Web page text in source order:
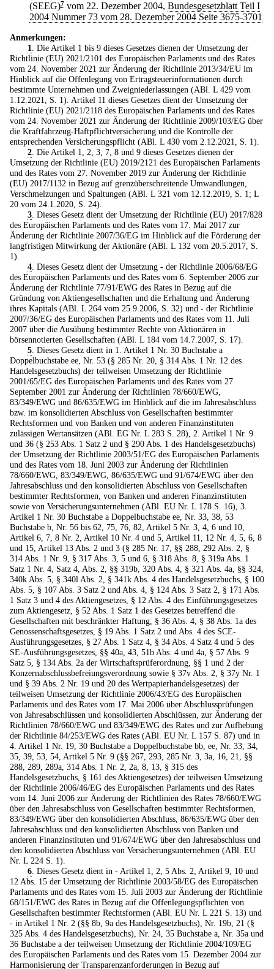
(SEEG)7 vom 22. Dezember 2004, Bundesgesetzblatt Teil I
2004 Nummer 73 vom 28. Dezember 2004 Seite 3675-3701
Anmerkungen:
1
. Die Artikel 1 bis 9 dieses Gesetzes dienen der Umsetzung der
Richtlinie (EU) 2021/2101 des Europäischen Parlaments und des Rates
vom 24. November 2021 zur Änderung der Richtlinie 2013/34/EU im
Hinblick auf die Offenlegung von Ertragsteuerinformationen durch
bestimmte Unternehmen und Zweigniederlassungen (ABl. L 429 vom
1.12.2021, S. 1). Artikel 11 dieses Gesetzes dient der Umsetzung der
Richtlinie (EU) 2021/2118 des Europäischen Parlaments und des Rates
vom 24. November 2021 zur Änderung der Richtlinie 2009/103/EG über
die Kraftfahrzeug-Haftpflichtversicherung und die Kontrolle der
entsprechenden Versicherungspflicht (ABl. L 430 vom 2.12.2021, S. 1).
2. Die Artikel 1, 2, 3, 7, 8 und 9 dieses Gesetzes dienen der
Umsetzung der Richtlinie (EU) 2019/2121 des Europäischen Parlaments
und des Rates vom 27. November 2019 zur Änderung der Richtlinie
(EU) 2017/1132 in Bezug auf grenzüberschreitende Umwandlungen,
Verschmelzungen und Spaltungen (ABl. L 321 vom 12.12.2019, S. 1; L
20 vom 24.1.2020, S. 24).
3. Dieses Gesetz dient der Umsetzung der Richtlinie (EU) 2017/828
des Europäischen Parlaments und des Rates vom 17. Mai 2017 zur
Änderung der Richtlinie 2007/36/EG im Hinblick auf die Förderung der
langfristigen Mitwirkung der Aktionäre (ABl. L 132 vom 20.5.2017, S.
1).
4. Dieses Gesetz dient der Umsetzung - der Richtlinie 2006/68/EG
des Europäischen Parlaments und des Rates vom 6. September 2006 zur
Änderung der Richtlinie 77/91/EWG des Rates in Bezug auf die
Gründung von Aktiengesellschaften und die Erhaltung und Änderung
ihres Kapitals (ABl. L 264 vom 25.9.2006, S. 32) und - der Richtlinie
2007/36/EG des Europäischen Parlaments und des Rates vom 11. Juli
2007 über die Ausübung bestimmter Rechte von Aktionären in
börsennotierten Gesellschaften (ABl. L 184 vom 14.7.2007, S. 17).
5. Dieses Gesetz dient in 1. Artikel 1 Nr. 30 Buchstabe a
Doppelbuchstabe ee, Nr. 53 (§ 285 Nr. 20, § 314 Abs. 1 Nr. 12 des
Handelsgesetzbuchs) der teilweisen Umsetzung der Richtlinie
2001/65/EG des Europäischen Parlaments und des Rates vom 27.
September 2001 zur Änderung der Richtlinien 78/660/EWG,
83/349/EWG und 86/635/EWG im Hinblick auf die im Jahresabschluss
bzw. im konsolidierten Abschluss von Gesellschaften bestimmter
Rechtsformen und von Banken und von anderen Finanzinstituten
zulässigen Wertansätzen (ABl. EG Nr. L 283 S. 28), 2. Artikel 1 Nr. 9
und 36 (§ 253 Abs. 1 Satz 2 und § 290 Abs. 1 des Handelsgesetzbuchs)
der Umsetzung der Richtlinie 2003/51/EG des Europäischen Parlaments
und des Rates vom 18. Juni 2003 zur Änderung der Richtlinien
78/660/EWG, 83/349/EWG, 86/635/EWG und 91/674/EWG über den
Jahresabschluss und den konsolidierten Abschluss von Gesellschaften
bestimmter Rechtsformen, von Banken und anderen Finanzinstituten
sowie von Versicherungsunternehmen (ABl. EU Nr. L 178 S. 16), 3.
Artikel 1 Nr. 30 Buchstabe a Doppelbuchstabe ee, Nr. 33, 38, 53
Buchstabe b, Nr. 56 bis 62, 75, 76, 82, Artikel 5 Nr. 3, 4, 6 und 10,
Artikel 6, 7, 8 Nr. 2, Artikel 10 Nr. 4 und 5, Artikel 11, 12 Nr. 4, 5, 6, 8
und 15, Artikel 13 Abs. 2 und 3 (§ 285 Nr. 17, §§ 288, 292 Abs. 2, §
314 Abs. 1 Nr. 9, § 317 Abs. 3, 5 und 6, § 318 Abs. 8, § 319a Abs. 1
Satz 1 Nr. 4, Satz 4, Abs. 2, §§ 319b, 320 Abs. 4, § 321 Abs. 4a, §§ 324,
340k Abs. 5, § 340l Abs. 2, § 341k Abs. 4 des Handelsgesetzbuchs, § 100
Abs. 5, § 107 Abs. 3 Satz 2 und Abs. 4, § 124 Abs. 3 Satz 2, § 171 Abs.
1 Satz 3 und 4 des Aktiengesetzes, § 12 Abs. 4 des Einführungsgesetzes
zum Aktiengesetz, § 52 Abs. 1 Satz 1 des Gesetzes betreffend die
Gesellschaften mit beschränkter Haftung, § 36 Abs. 4, § 38 Abs. 1a des
Genossenschaftsgesetzes, § 19 Abs. 1 Satz 2 und Abs. 4 des SCE-
Ausführungsgesetzes, § 27 Abs. 1 Satz 4, § 34 Abs. 4 Satz 4 und 5 des
SE-Ausführungsgesetzes, §§ 40a, 43, 51b Abs. 4 und 4a, § 57 Abs. 9
Satz 5, § 134 Abs. 2a der Wirtschaftsprüferordnung, §§ 1 und 2 der
Konzernabschlussbefreiungsverordnung sowie § 37v Abs. 2, § 37y Nr. 1
und § 39 Abs. 2 Nr. 19 und 20 des Wertpapierhandelsgesetzes) der
teilweisen Umsetzung der Richtlinie 2006/43/EG des Europäischen
Parlaments und des Rates vom 17. Mai 2006 über Abschlussprüfungen
von Jahresabschlüssen und konsolidierten Abschlüssen, zur Änderung der
Richtlinien 78/660/EWG und 83/349/EWG des Rates und zur Aufhebung
der Richtlinie 84/253/EWG des Rates (ABl. EU Nr. L 157 S. 87) und in
4. Artikel 1 Nr. 19, 30 Buchstabe a Doppelbuchstabe bb, ee, Nr. 33, 34,
35, 39, 53, 54, Artikel 5 Nr. 9 (§§ 267, 293, 285 Nr. 3, 3a, 16, 21, §§
288, 289, 289a, 314 Abs. 1 Nr. 2, 2a, 8, 13, § 315 des
Handelsgesetzbuchs, § 161 des Aktiengesetzes) der teilweisen Umsetzung
der Richtlinie 2006/46/EG des Europäischen Parlaments und des Rates
vom 14. Juni 2006 zur Änderung der Richtlinien des Rates 78/660/EWG
über den Jahresabschluss von Gesellschaften bestimmter Rechtsformen,
83/349/EWG über den konsolidierten Abschluss, 86/635/EWG über den
Jahresabschluss und den konsolidierten Abschluss von Banken und
anderen Finanzinstituten und 91/674/EWG über den Jahresabschluss und
den konsolidierten Abschluss von Versicherungsunternehmen (ABl. EU
Nr. L 224 S. 1).
6. Dieses Gesetz dient in - Artikel 1, 2, 5 Abs. 2, Artikel 9, 10 und
12 Abs. 15 der Umsetzung der Richtlinie 2003/58/EG des Europäischen
Parlaments und des Rates vom 15. Juli 2003 zur Änderung der Richtlinie
68/151/EWG des Rates in Bezug auf die Offenlegungspflichten von
Gesellschaften bestimmter Rechtsformen (ABl. EU Nr. L 221 S. 13) und
- in Artikel 1 Nr. 2 (§§ 8b, 9a des Handelsgesetzbuchs), Nr. 19b, 21 (§
325 Abs. 4 des Handelsgesetzbuchs), Nr. 24, 35 Buchstabe a, Nr. 35a und
36 Buchstabe a der teilweisen Umsetzung der Richtlinie 2004/109/EG
des Europäischen Parlaments und des Rates vom 15. Dezember 2004 zur
Harmonisierung der Transparenzanforderungen in Bezug auf